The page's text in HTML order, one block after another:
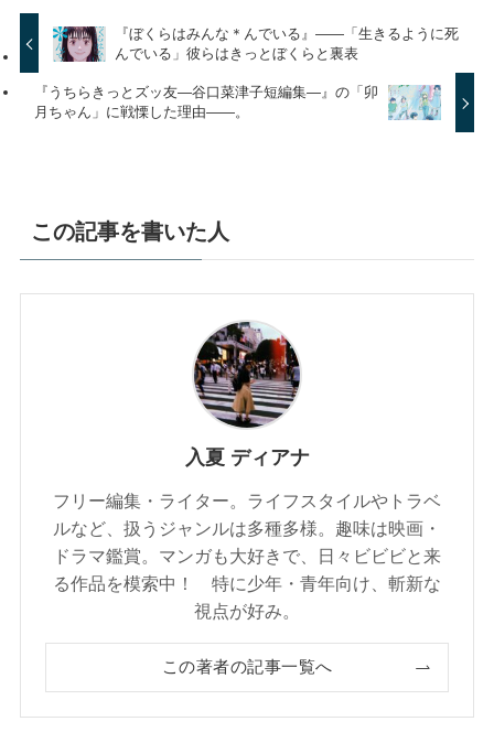
『ぼくらはみんな＊んでいる』――「生きるように死
んでいる」彼らはきっとぼくらと裏表
『うちらきっとズッ友―谷口菜津子短編集―』の「卯
月ちゃん」に戦慄した理由――。
この記事を書いた人
入夏 ディアナ
フリー編集・ライター。ライフスタイルやトラベ
ルなど、扱うジャンルは多種多様。趣味は映画・
ドラマ鑑賞。マンガも大好きで、日々ビビビと来
る作品を模索中！ 特に少年・青年向け、斬新な
視点が好み。
この著者の記事一覧へ